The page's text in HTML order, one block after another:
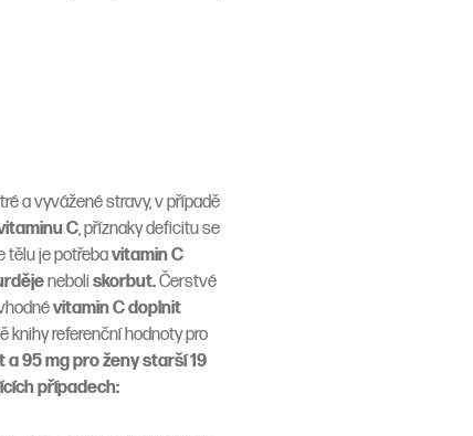
a vyvážené stravy, v případě
C, příznaky deficitu se
tělu je potřebavitamin C
neboliskorbut.Čerstvé
vitamin C doplnit
knihy referenční hodnoty pro
95 mg pro ženy starší 19
případech: